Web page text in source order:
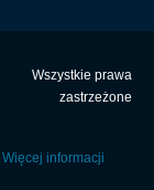
Wszystkie prawa
zastrzeżone
Więcej informacji